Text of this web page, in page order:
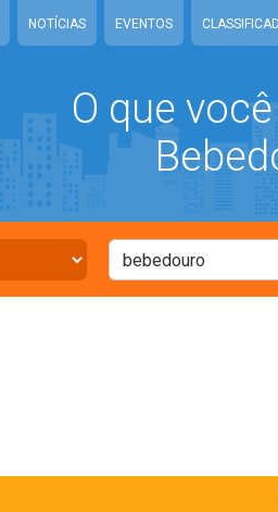
NOTÍCIAS EVENTOS
O que